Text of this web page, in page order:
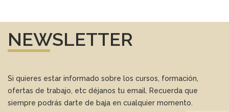
NEWSLETTER
Si quieres estar informado sobre los cursos, formación,
ofertas de trabajo, etc déjanos tu email. Recuerda que
siempre podrás darte de baja en cualquier momento.